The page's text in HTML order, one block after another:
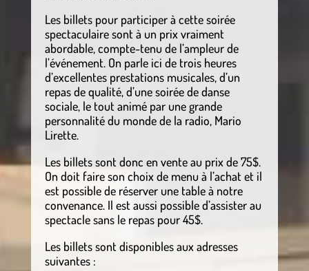
Les billets pour participer à cette soirée
spectaculaire sont à un prix vraiment
abordable, compte-tenu de l’ampleur de
l’événement. On parle ici de trois heures
d’excellentes prestations musicales, d’un
repas de qualité, d’une soirée de danse
sociale, le tout animé par une grande
personnalité du monde de la radio, Mario
Lirette.
Les billets sont donc en vente au prix de 75$.
On doit faire son choix de menu à l’achat et il
est possible de réserver une table à notre
convenance. Il est aussi possible d’assister au
spectacle sans le repas pour 45$.
Les billets sont disponibles aux adresses
suivantes :